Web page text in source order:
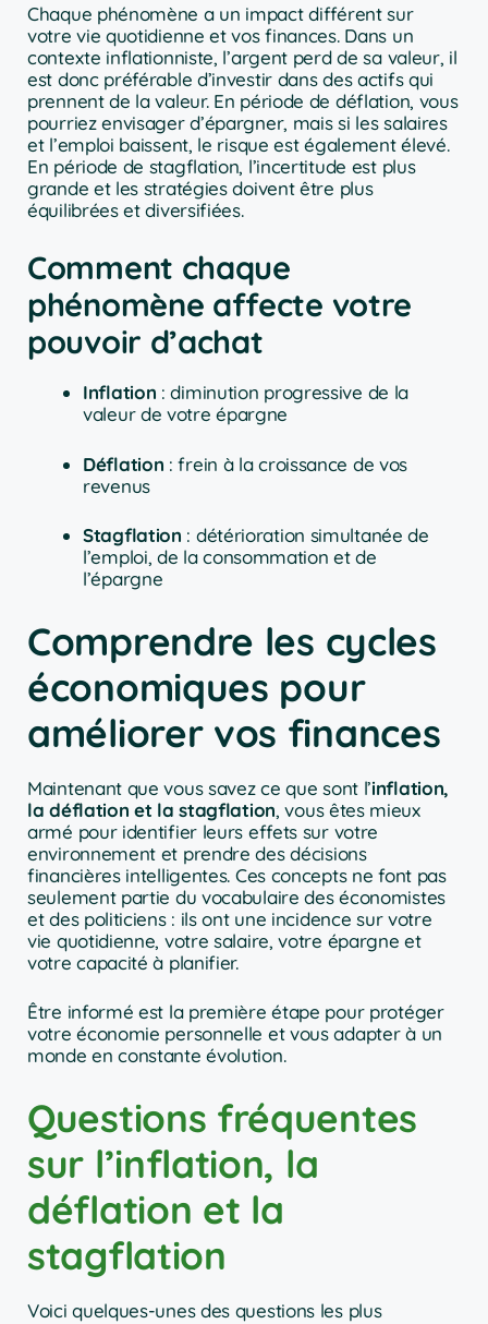
Chaque phénomène a un impact différent sur
votre vie quotidienne et vos finances. Dans un
contexte inflationniste, l’argent perd de sa valeur, il
est donc préférable d’investir dans des actifs qui
prennent de la valeur. En période de déflation, vous
pourriez envisager d’épargner, mais si les salaires
et l’emploi baissent, le risque est également élevé.
En période de stagflation, l’incertitude est plus
grande et les stratégies doivent être plus
équilibrées et diversifiées.
Comment chaque
phénomène affecte votre
pouvoir d’achat
Inflation : diminution progressive de la
valeur de votre épargne
Déflation : frein à la croissance de vos
revenus
Stagflation : détérioration simultanée de
l’emploi, de la consommation et de
l’épargne
Comprendre les cycles
économiques pour
améliorer vos finances
Maintenant que vous savez ce que sont l’inflation,
la déflation et la stagflation, vous êtes mieux
armé pour identifier leurs effets sur votre
environnement et prendre des décisions
financières intelligentes. Ces concepts ne font pas
seulement partie du vocabulaire des économistes
et des politiciens : ils ont une incidence sur votre
vie quotidienne, votre salaire, votre épargne et
votre capacité à planifier.
Être informé est la première étape pour protéger
votre économie personnelle et vous adapter à un
monde en constante évolution.
Questions fréquentes
sur l’inflation, la
déflation et la
stagflation
Voici quelques-unes des questions les plus